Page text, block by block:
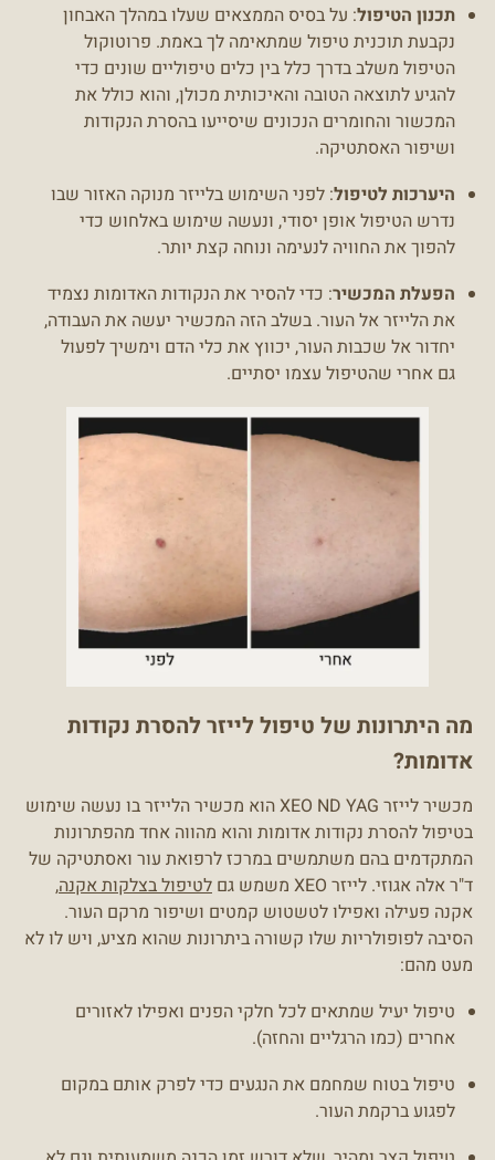
תכנון הטיפול: על בסיס הממצאים שעלו במהלך האבחון
נקבעת תוכנית טיפול שמתאימה לך באמת. פרוטוקול
הטיפול משלב בדרך כלל בין כלים טיפוליים שונים כדי
להגיע לתוצאה הטובה והאיכותית מכולן, והוא כולל את
המכשור והחומרים הנכונים שיסייעו בהסרת הנקודות
ושיפור האסתטיקה.
היערכות לטיפול: לפני השימוש בלייזר מנוקה האזור שבו
נדרש הטיפול אופן יסודי, ונעשה שימוש באלחוש כדי
להפוך את החוויה לנעימה ונוחה קצת יותר.
הפעלת המכשיר: כדי להסיר את הנקודות האדומות נצמיד
את הלייזר אל העור. בשלב הזה המכשיר יעשה את העבודה,
יחדור אל שכבות העור, יכווץ את כלי הדם וימשיך לפעול
גם אחרי שהטיפול עצמו יסתיים.
מה היתרונות של טיפול לייזר להסרת נקודות
אדומות?
מכשיר לייזר XEO ND YAG הוא מכשיר הלייזר בו נעשה שימוש
בטיפול להסרת נקודות אדומות והוא מהווה אחד מהפתרונות
המתקדמים בהם משתמשים במרכז לרפואת עור ואסתטיקה של
ד"ר אלה אגוזי. לייזר XEO משמש גם
לטיפול בצלקות אקנה,
אקנה פעילה ואפילו לטשטוש קמטים ושיפור מרקם העור.
הסיבה לפופולריות שלו קשורה ביתרונות שהוא מציע, ויש לו לא
מעט מהם:
טיפול יעיל שמתאים לכל חלקי הפנים ואפילו לאזורים
אחרים (כמו הרגליים והחזה).
טיפול בטוח שמחמם את הנגעים כדי לפרק אותם במקום
לפגוע ברקמת העור.